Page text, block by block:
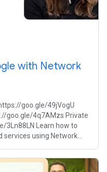
with Network
goo.gle/49jVogU
goo.gle/4q7AMzs Private
3Ln88LN Learn how to
services using Network